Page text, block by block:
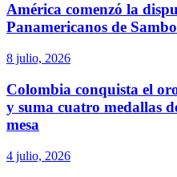
América comenzó la
Panamericanos de
8 julio, 2026
Colombia conquista el
y suma cuatro medallas
mesa
4 julio, 2026